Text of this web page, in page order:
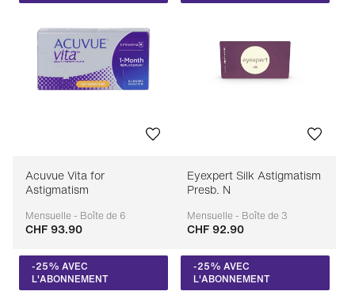
Acuvue Vita for
Astigmatism
Mensuelle - Boîte de 6
Adaptable
CHF 93.90
Eyexpert Silk Astigmatism
Presb. N
Mensuelle - Boîte de 3
Adaptable
CHF 92.90
-25% AVEC
L'ABONNEMENT
-25% AVEC
L'ABONNEMENT